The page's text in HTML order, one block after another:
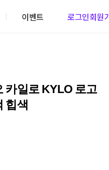
이벤트 로그인회원
카일로 KYLO 로고
힙색